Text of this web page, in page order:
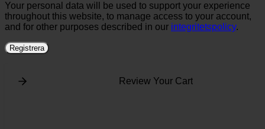
Your personal data will be used to support your experience
throughout this website, to manage access to your account,
and for other purposes described in our integritetspolicy.
Registrera
Review Your Cart